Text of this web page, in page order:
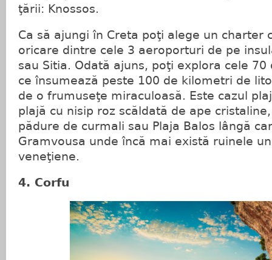
ţării: Knossos.
Ca să ajungi în Creta poţi alege un charter
oricare dintre cele 3 aeroporturi de pe
sau Sitia. Odată ajuns, poţi explora cele 70
ce însumează peste 100 de kilometri de
de o frumuseţe miraculoasă. Este cazul
plajă cu nisip roz scăldată de ape
pădure de curmali sau Plaja Balos lângă
Gramvousa unde încă mai există ruinele
veneţiene.
4. Corfu